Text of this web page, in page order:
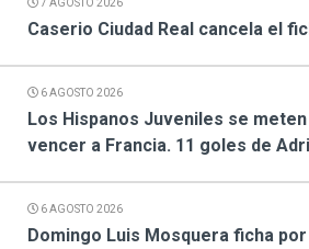
Caserio Ciudad Real cancela el
6 AGOSTO 2026
Los Hispanos Juveniles se
vencer a Francia. 11 goles de
6 AGOSTO 2026
Domingo Luis Mosquera ficha